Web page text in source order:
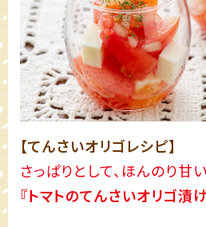
【てんさいオリゴレシピ】
さっぱりとして、ほんのり甘い
『トマトのてんさいオリゴ漬け